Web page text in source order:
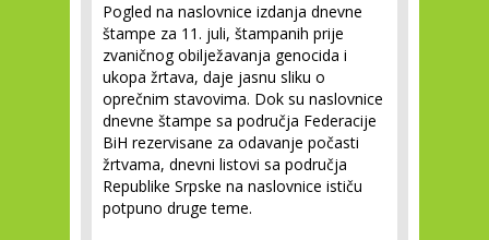
Pogled na naslovnice izdanja dnevne
štampe za 11. juli, štampanih prije
zvaničnog obilježavanja genocida i
ukopa žrtava, daje jasnu sliku o
oprečnim stavovima. Dok su naslovnice
dnevne štampe sa područja Federacije
BiH rezervisane za odavanje počasti
žrtvama, dnevni listovi sa područja
Republike Srpske na naslovnice ističu
potpuno druge teme.